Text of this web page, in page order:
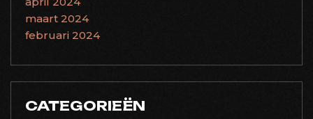
maart 2024
februari 2024
CATEGORIEËN